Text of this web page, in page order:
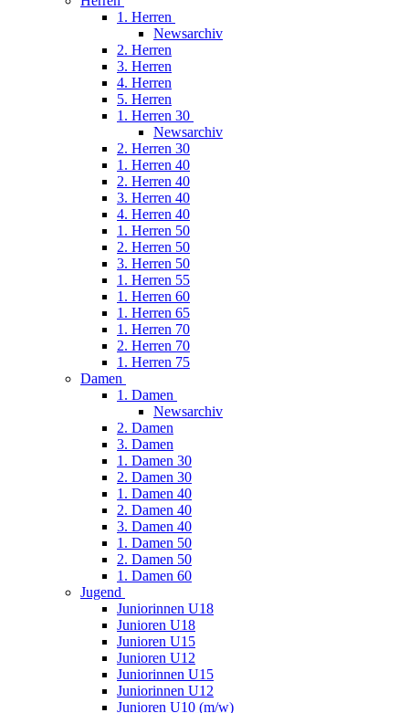
1. Herren
Newsarchiv
2. Herren
3. Herren
4. Herren
5. Herren
1. Herren 30
Newsarchiv
2. Herren 30
1. Herren 40
2. Herren 40
3. Herren 40
4. Herren 40
1. Herren 50
2. Herren 50
3. Herren 50
1. Herren 55
1. Herren 60
1. Herren 65
1. Herren 70
2. Herren 70
1. Herren 75
Damen
1. Damen
Newsarchiv
2. Damen
3. Damen
1. Damen 30
2. Damen 30
1. Damen 40
2. Damen 40
3. Damen 40
1. Damen 50
2. Damen 50
1. Damen 60
Jugend
Juniorinnen U18
Junioren U18
Junioren U15
Junioren U12
Juniorinnen U15
Juniorinnen U12
Junioren U10 (m/w)